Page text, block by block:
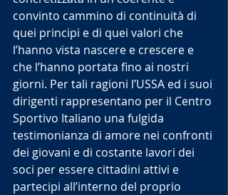
convinto cammino di continuità di
quei principi e di quei valori che
l’hanno vista nascere e crescere e
che l’hanno portata fino ai nostri
giorni. Per tali ragioni l’USSA ed i suoi
dirigenti rappresentano per il Centro
Sportivo Italiano una fulgida
testimonianza di amore nei confronti
dei giovani e di costante lavori dei
soci per essere cittadini attivi e
partecipi all’interno del proprio